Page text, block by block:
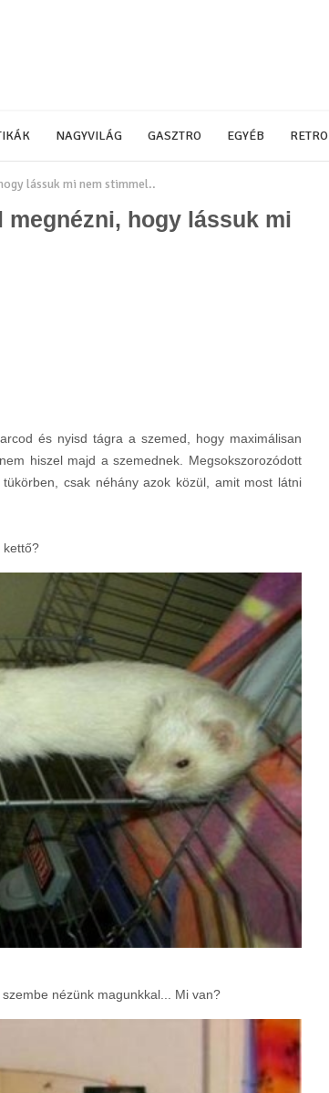
NAGYVILÁG GASZTRO EGYÉB RETRO
lássuk mi nem stimmel..
hogy lássuk mi
és nyisd tágra a szemed, hogy maximálisan
hiszel majd a szemednek. Megsokszorozódott
csak néhány azok közül, amit most látni
kettő?
nézünk magunkkal... Mi van?